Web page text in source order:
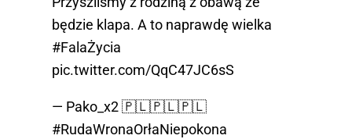
będzie klapa. A to naprawdę wielka
#FalaŻycia
pic.twitter.com/QqC47JC6sS
— Pako_x2 🇵🇱🇵🇱🇵🇱
#RudaWronaOrłaNiepokona